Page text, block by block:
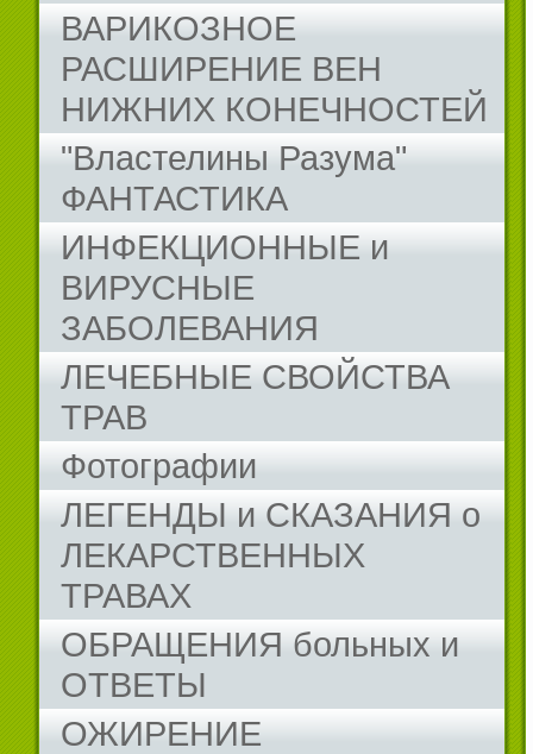
ВАРИКОЗНОЕ
РАСШИРЕНИЕ ВЕН
НИЖНИХ КОНЕЧНОСТЕЙ
"Властелины Разума"
ФАНТАСТИКА
ИНФЕКЦИОННЫЕ и
ВИРУСНЫЕ
ЗАБОЛЕВАНИЯ
ЛЕЧЕБНЫЕ СВОЙСТВА
ТРАВ
Фотографии
ЛЕГЕНДЫ и СКАЗАНИЯ о
ЛЕКАРСТВЕННЫХ
ТРАВАХ
ОБРАЩЕНИЯ больных и
ОТВЕТЫ
ОЖИРЕНИЕ